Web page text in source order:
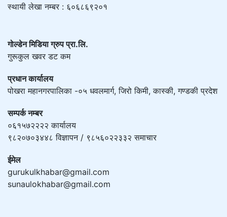
स्थायी लेखा नम्बर : ६०६८६९२०१
गोल्डेन मिडिया ग्रुप प्रा.लि.
गुरूकुल खवर डट कम
प्रधान कार्यालय
पोखरा महानगरपालिका -०५ धवलमार्ग, जिरो किमी, कास्की, गण्डकी प्रदेश
सम्पर्क नम्बर
०६१५७२२२२ कार्यालय
९८२०७०३४४८ विज्ञापन / ९८५६०२२३३२ समाचार
ईमेल
gurukulkhabar@gmail.com
sunaulokhabar@gmail.com